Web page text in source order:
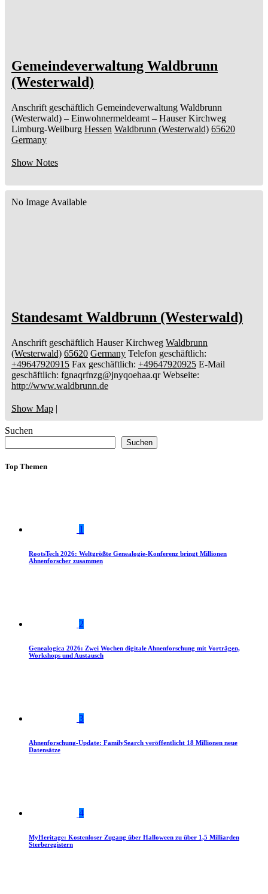
Gemeindeverwaltung Waldbrunn
(Westerwald)
Anschrift geschäftlich Gemeindeverwaltung Waldbrunn
(Westerwald) – Einwohnermeldeamt – Hauser Kirchweg
Limburg-Weilburg Hessen Waldbrunn (Westerwald) 65620
Germany
Show Notes
No Image Available
Standesamt Waldbrunn (Westerwald)
Anschrift geschäftlich Hauser Kirchweg Waldbrunn
(Westerwald) 65620 Germany Telefon geschäftlich:
+49647920915 Fax geschäftlich: +49647920925 E-Mail
geschäftlich: fgnaqrfnzg@jnyqoehaa.qr Webseite:
http://www.waldbrunn.de
Show Map |
Suchen
Suchen
Top Themen
1
RootsTech 2026: Weltgrößte Genealogie-Konferenz bringt Millionen
Ahnenforscher zusammen
2
Genealogica 2026: Zwei Wochen digitale Ahnenforschung mit Vorträgen,
Workshops und Austausch
3
Ahnenforschung-Update: FamilySearch veröffentlicht 18 Millionen neue
Datensätze
4
MyHeritage: Kostenloser Zugang über Halloween zu über 1,5 Milliarden
Sterberegistern